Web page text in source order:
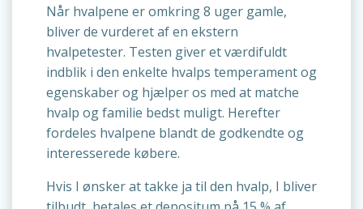
Når hvalpene er omkring 8 uger gamle,
bliver de vurderet af en ekstern
hvalpetester. Testen giver et værdifuldt
indblik i den enkelte hvalps temperament og
egenskaber og hjælper os med at matche
hvalp og familie bedst muligt. Herefter
fordeles hvalpene blandt de godkendte og
interesserede købere.
Hvis I ønsker at takke ja til den hvalp, I bliver